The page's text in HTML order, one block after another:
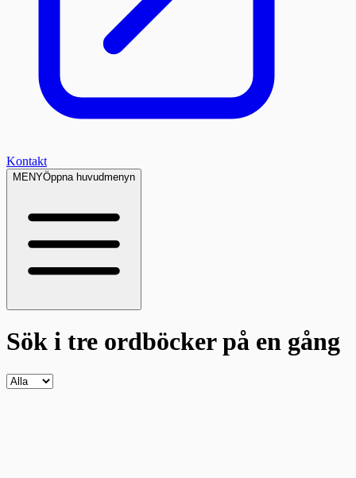
Kontakt
MENYÖppna huvudmenyn
Sök i tre ordböckerpå en gång